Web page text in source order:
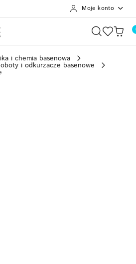
Moje konto
i chemia basenowa
i odkurzacze basenowe